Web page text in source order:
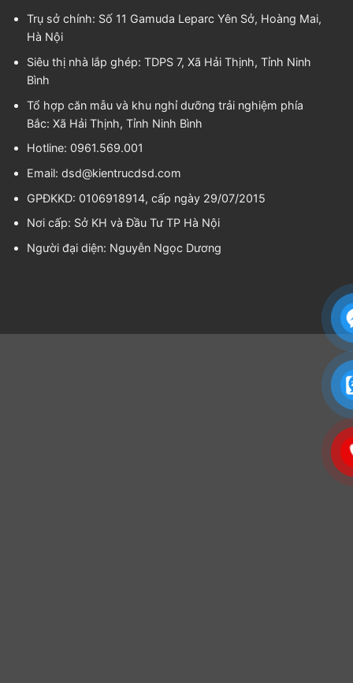
Trụ sở chính: Số 11 Gamuda Leparc Yên Sở, Hoàng Mai,
Hà Nội
Siêu thị nhà lắp ghép: TDPS 7, Xã Hải Thịnh, Tỉnh Ninh
Bình
Tổ hợp căn mẫu và khu nghỉ dưỡng trải nghiệm phía
Bắc: Xã Hải Thịnh, Tỉnh Ninh Bình
Hotline: 0961.569.001
Email: dsd@kientrucdsd.com
GPĐKKD: 0106918914, cấp ngày 29/07/2015
Nơi cấp: Sở KH và Đầu Tư TP Hà Nội
Người đại diện: Nguyễn Ngọc Dương